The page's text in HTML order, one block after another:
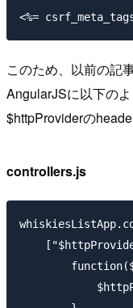
<%=
このため、以前の記
AngularJSに以下の
$httpProviderの
controllers.js